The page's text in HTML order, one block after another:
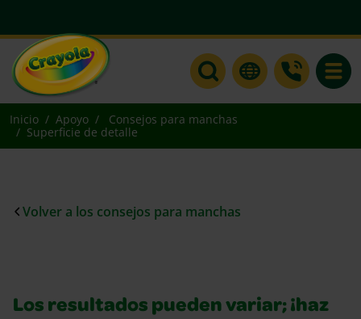
Inicio Apoyo
Consejos para manchas
Superficie de detalle
Volver a los consejos para manchas
Los resultados pueden variar; ¡haz